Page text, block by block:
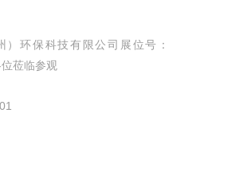
）环保科技有限公司展位号：
莅临参观